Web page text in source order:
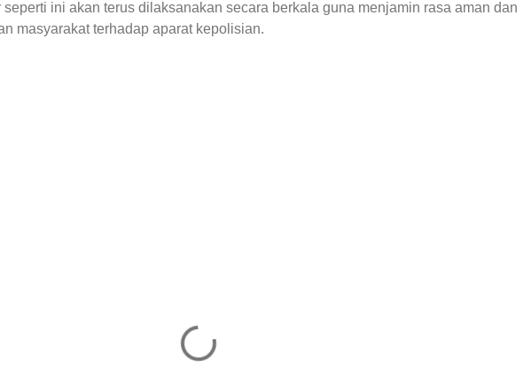
ini akan terus dilaksanakan secara berkala guna menjamin rasa aman dan
masyarakat terhadap aparat kepolisian.